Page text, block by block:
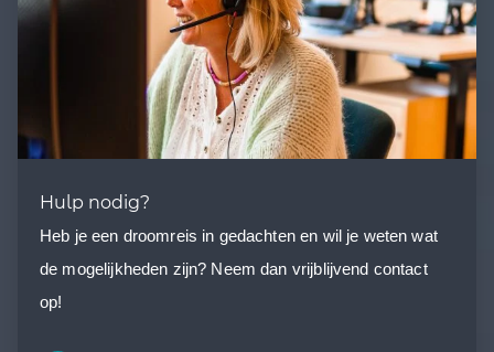
Hulp nodig?
Heb je een droomreis in gedachten en wil je weten wat
de mogelijkheden zijn? Neem dan vrijblijvend contact
op!